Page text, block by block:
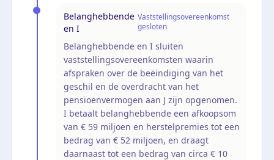
Belanghebbende
en I
Vaststellingsovereenkomst
gesloten
Belanghebbende en I sluiten
vaststellingsovereenkomsten waarin
afspraken over de beëindiging van het
geschil en de overdracht van het
pensioenvermogen aan J zijn opgenomen.
I betaalt belanghebbende een afkoopsom
van € 59 miljoen en herstelpremies tot een
bedrag van € 52 miljoen, en draagt
daarnaast tot een bedrag van circa € 10